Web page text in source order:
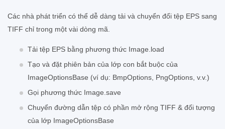
Các nhà phát triển có thể dễ dàng tải và chuyển đổi tệp EPS sang
TIFF chỉ trong một vài dòng mã.
Tải tệp EPS bằng phương thức Image.load
Tạo và đặt phiên bản của lớp con bắt buộc của
ImageOptionsBase (ví dụ: BmpOptions, PngOptions, v.v.)
Gọi phương thức Image.save
Chuyển đường dẫn tệp có phần mở rộng TIFF & đối tượng
của lớp ImageOptionsBase